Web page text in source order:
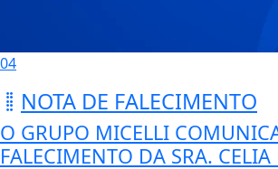
04
NOTA DE FALECIMENTO
O GRUPO MICELLI
FALECIMENTO DA SRA.